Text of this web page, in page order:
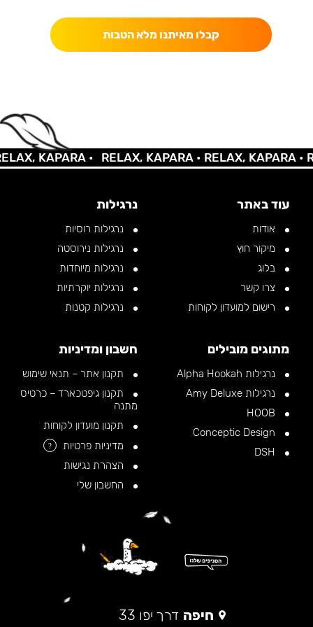
קבלו מאיתנו מלא הטבות
KAPARA • RELAX, KAPARA •RELAX, KAPARA •
עוד באתר
אודות
מיקור חוץ
בלוג
צרו קשר
רישום למועדון לקוחות
נרגילות
נרגילות רוסיות
נרגילות נירוסטה
נרגילות מיוחדות
נרגילות יוקרתיות
נרגילות קטנות
מתוגים מובילים
נרגילות Alpha Hookah
נרגילות Amy Deluxe
חשבון ומדיניות
תקנון אתר – תנאי שימוש
תקנון גיפטכארד – כרטיס
מתנה
תקנון מועדון לקוחות
מדיניות פרטיות
?
הצהרת נגישות
החשבון שלי
חיפה דרך יפו 33